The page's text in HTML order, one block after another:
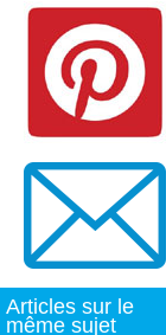
Articles sur le
même sujet